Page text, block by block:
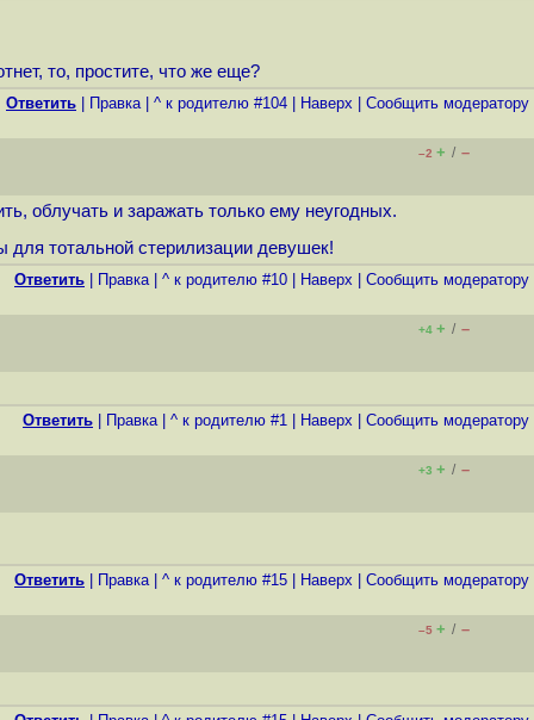
то, простите, что же еще?
Ответить Правка| ^ к родителю #104 Наверх Cообщить модератору
–2 + / –
облучать и заражать только ему неугодных.
для тотальной стерилизации девушек!
Ответить Правка| ^ к родителю #10 Наверх Cообщить модератору
+4 + / –
Ответить Правка| ^ к родителю #1 Наверх Cообщить модератору
+3 + / –
Ответить Правка| ^ к родителю #15 Наверх Cообщить модератору
–5 + / –